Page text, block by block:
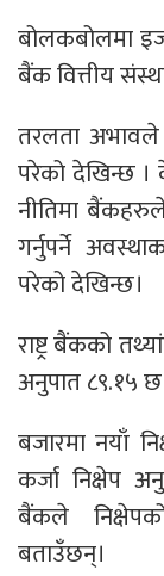
बोलकबोलमा
बैंक वित्तीय
तरलता अभावले
परेको देखिन्छ ।
नीतिमा
गर्नुपर्ने
परेको देखिन्छ।
राष्ट्र बैंकको
अनुपात ८९.१५
बजारमा नयाँ
कर्जा निक्षेप
बैंकले
बताउँछन्।